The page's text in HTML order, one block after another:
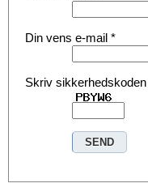
Din vens e-mail *
Skriv sikkerhedskoden